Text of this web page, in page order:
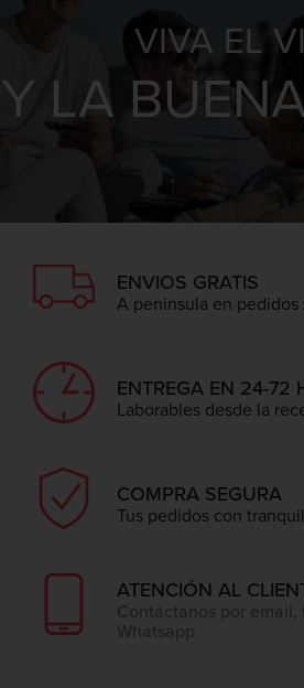
VIVA EL
Y LA
ENVIOS GRATIS
A peninsula en
ENTREGA EN 24-72
Laborables desde la
COMPRA SEGURA
Tus pedidos con
ATENCIÓN AL
Contáctanos por email,
Whatsapp